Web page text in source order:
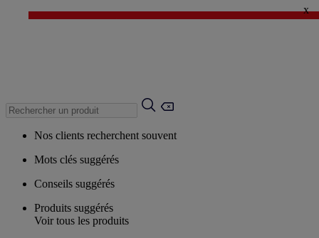
✨ LAST DAYS : Jusqu'à -60%* ✨
x
Nos clients recherchent souvent
Mots clés suggérés
Conseils suggérés
Produits suggérés
Voir tous les produits